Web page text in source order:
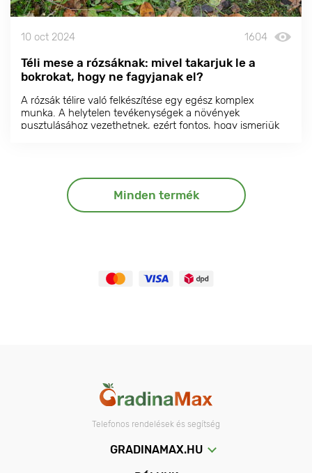
10 oct 2024 1604
Téli mese a rózsáknak: mivel takarjuk le a
bokrokat, hogy ne fagyjanak el?
A rózsák télire való felkészítése egy egész komplex
munka. A helytelen tevékenységek a növények
pusztulásához vezethetnek, ezért fontos, hogy ismerjük
Minden termék
Telefonos rendelések és segítség
GRADINAMAX.HU